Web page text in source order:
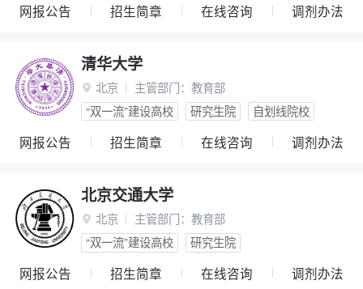
网报公告 招生简章 在线咨询 调剂办法
清华大学
 北京 主管部门： 教育部
“双一流”建设高校
研究生院 自划线院校
网报公告 招生简章 在线咨询 调剂办法
北京交通大学
 北京 主管部门： 教育部
“双一流”建设高校
研究生院
网报公告 招生简章 在线咨询 调剂办法